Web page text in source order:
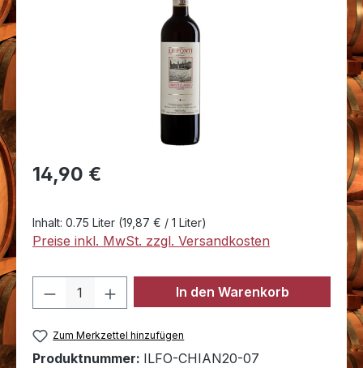
Regulärer Preis:
14,90 €
Inhalt: 0.75 Liter (19,87 € / 1 Liter)
Preise inkl. MwSt. zzgl. Versandkosten
Produkt Anzahl: Gib den
In den Warenkorb
Zum Merkzettel hinzufügen
Produktnummer: ILFO-CHIAN20-07